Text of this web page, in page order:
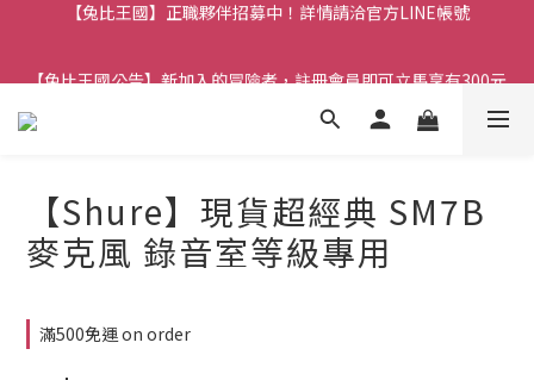
【兔比王國公告】新加入的冒險者，註冊會員即可立馬享有300元
購物金！
【Shure】現貨超經典 SM7B
麥克風 錄音室等級專用
滿500免運 on order